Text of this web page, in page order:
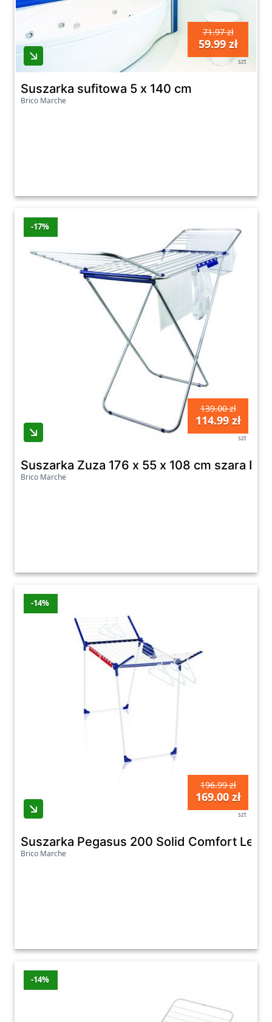
71.97 zł
59.99 zł
szt
Suszarka sufitowa 5 x 140 cm
Brico Marche
-17%
139.00 zł
114.99 zł
szt
Suszarka Zuza 176 x 55 x 108 cm szara
Brico Marche
-14%
196.99 zł
169.00 zł
szt
Suszarka Pegasus 200 Solid Comfort
Brico Marche
-14%